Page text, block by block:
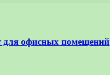
для офисных помещений